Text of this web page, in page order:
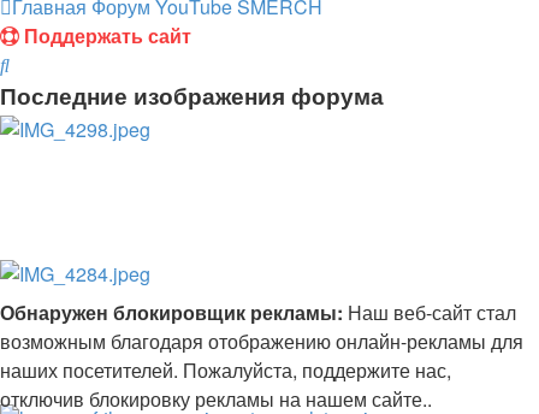
Главная Форум YouTube SMERCH
Поддержать сайт
Поиск
Последние изображения форума
Обнаружен блокировщик рекламы: Наш веб-сайт стал
возможным благодаря отображению онлайн-рекламы для
наших посетителей. Пожалуйста, поддержите нас,
отключив блокировку рекламы на нашем сайте..